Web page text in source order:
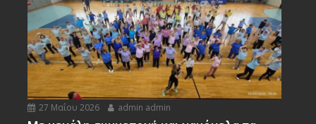
27 Μαΐου 2026 admin admin